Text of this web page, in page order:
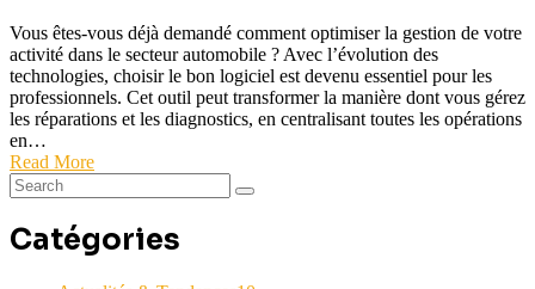
Vous êtes-vous déjà demandé comment optimiser la gestion de votre
activité dans le secteur automobile ? Avec l’évolution des
technologies, choisir le bon logiciel est devenu essentiel pour les
professionnels. Cet outil peut transformer la manière dont vous gérez
les réparations et les diagnostics, en centralisant toutes les opérations
en…
Read More
Catégories